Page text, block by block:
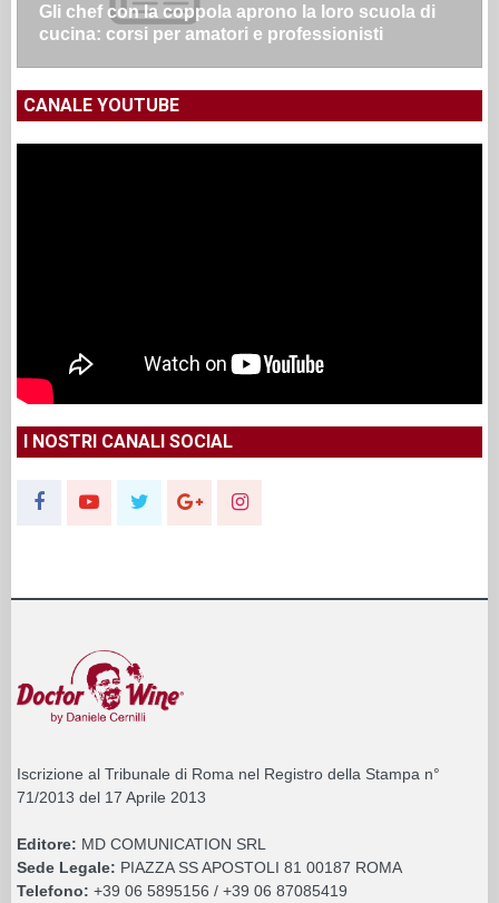
Gli chef con la coppola aprono la loro scuola di
cucina: corsi per amatori e professionisti
CANALE YOUTUBE
I NOSTRI CANALI SOCIAL
Iscrizione al Tribunale di Roma nel Registro della Stampa n°
71/2013 del 17 Aprile 2013
Editore: MD COMUNICATION SRL
Sede Legale: PIAZZA SS APOSTOLI 81 00187 ROMA
Telefono: +39 06 5895156 / +39 06 87085419